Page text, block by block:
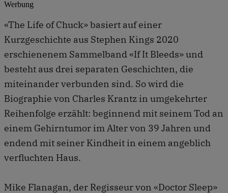
Werbung
«The Life of Chuck» basiert auf einer
Kurzgeschichte aus Stephen Kings 2020
erschienenem Sammelband «If It Bleeds» und
besteht aus drei separaten Geschichten, die
miteinander verbunden sind. So wird die
Biographie von Charles Krantz in umgekehrter
Reihenfolge erzählt: beginnend mit seinem Tod an
einem Gehirntumor im Alter von 39 Jahren und
endend mit seiner Kindheit in einem angeblich
verfluchten Haus.
Mike Flanagan, der Regisseur von «Doctor Sleep»